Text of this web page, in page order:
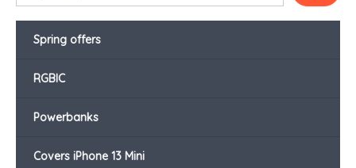
Spring offers
RGBIC
Powerbanks
Covers iPhone 13 Mini